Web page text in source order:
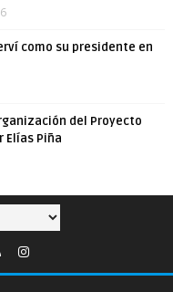
como su presidente en
del Proyecto
Elías Piña